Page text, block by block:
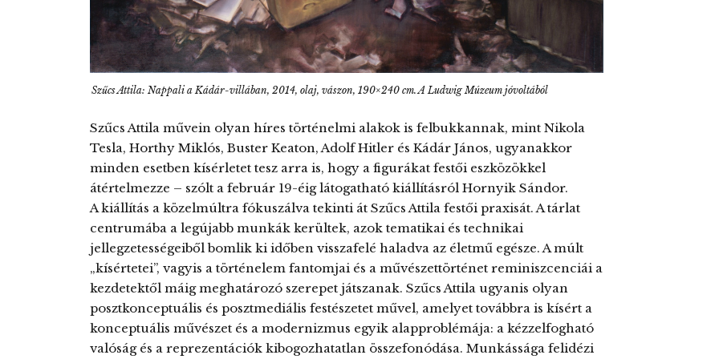
Szűcs Attila: Nappali a Kádár-villában, 2014, olaj, vászon, 190×240 cm. A Ludwig Múzeum jóvoltából
Szűcs Attila művein olyan híres történelmi alakok is felbukkannak, mint Nikola
Tesla, Horthy Miklós, Buster Keaton, Adolf Hitler és Kádár János, ugyanakkor
minden esetben kísérletet tesz arra is, hogy a figurákat festői eszközökkel
átértelmezze – szólt a február 19-éig látogatható kiállításról Hornyik Sándor.
A kiállítás a közelmúltra fókuszálva tekinti át Szűcs Attila festői praxisát. A tárlat
centrumába a legújabb munkák kerültek, azok tematikai és technikai
jellegzetességeiből bomlik ki időben visszafelé haladva az életmű egésze. A múlt
„kísértetei”, vagyis a történelem fantomjai és a művészettörténet reminiszcenciái a
kezdetektől máig meghatározó szerepet játszanak. Szűcs Attila ugyanis olyan
posztkonceptuális és posztmediális festészetet művel, amelyet továbbra is kísért a
konceptuális művészet és a modernizmus egyik alapproblémája: a kézzelfogható
valóság és a reprezentációk kibogozhatatlan összefonódása. Munkássága felidézi